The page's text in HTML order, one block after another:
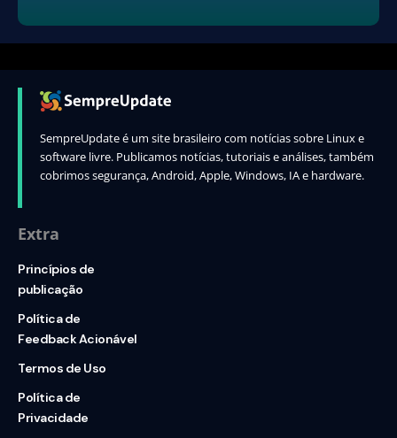
SempreUpdate é um site brasileiro com notícias sobre Linux e
software livre. Publicamos notícias, tutoriais e análises, também
cobrimos segurança, Android, Apple, Windows, IA e hardware.
Extra
Princípios de
publicação
Política de
Feedback Acionável
Termos de Uso
Política de
Privacidade